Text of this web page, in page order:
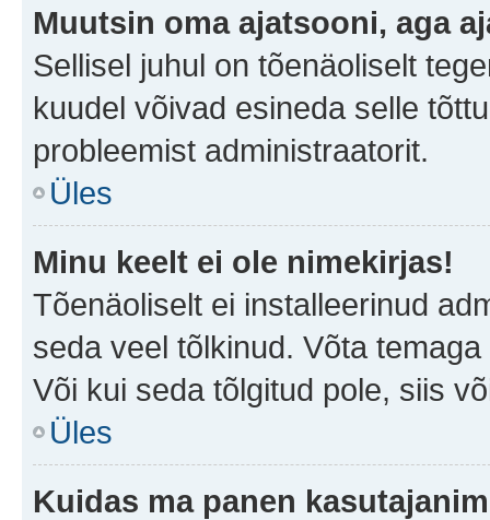
Muutsin oma ajatsooni, aga
Sellisel juhul on tõenäoliselt
kuudel võivad esineda selle
probleemist administraatorit.
Üles
Minu keelt ei ole nimekirjas!
Tõenäoliselt ei installeerinud
seda veel tõlkinud. Võta
Või kui seda tõlgitud pole, siis
Üles
Kuidas ma panen